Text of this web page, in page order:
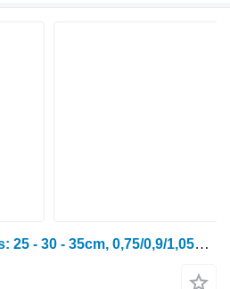
Bomet U030/2 3, korpus: 25 - 30 - 35cm, 0,75/0,9/1,05m jednobelkowy Li